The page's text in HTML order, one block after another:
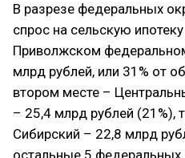
В разрезе федеральных
спрос на сельскую
Приволжском
млрд рублей, или 31% от
втором месте –
– 25,4 млрд рублей (21%),
Сибирский – 22,8 млрд
остальные 5 федеральных